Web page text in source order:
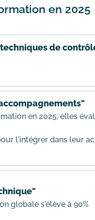
en 2025
de
en 2025, elles
l'intégrer dans leur
globale s'élève à 90%